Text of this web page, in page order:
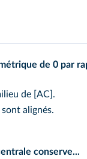
de 0 par
de [AC].
alignés.
conserve...